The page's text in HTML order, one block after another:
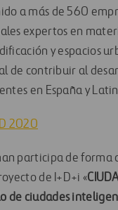
a más de 560
expertos en
y espacios
de contribuir al
en España y
2020
participa de forma
de I+D+i «
de ciudades